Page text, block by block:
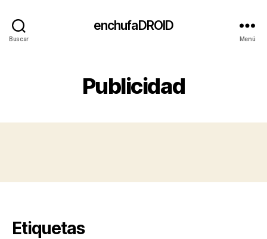
Buscar
enchufaDROID
Menú
Publicidad
Etiquetas